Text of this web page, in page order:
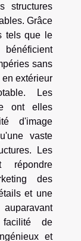
structures
Grâce
tels que le
sans
extérieur
Les
ont elles
d'image
vaste
Les
répondre
des
et une
de
et